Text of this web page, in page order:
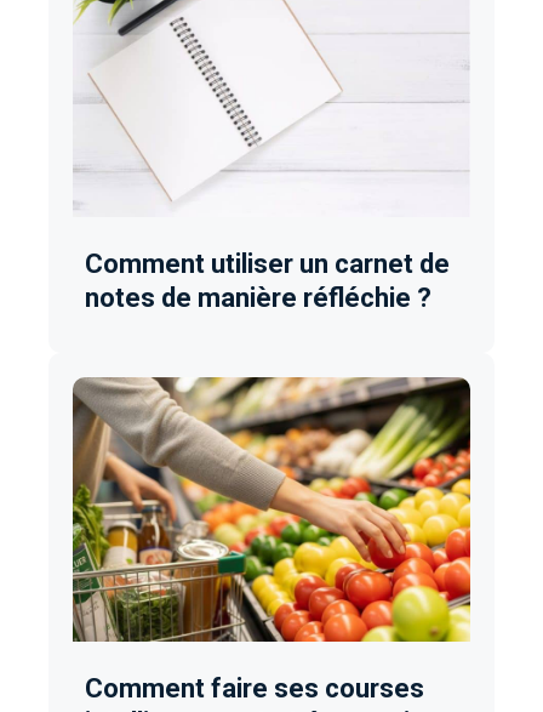
Comment utiliser un carnet de
notes de manière réfléchie ?
Comment faire ses courses